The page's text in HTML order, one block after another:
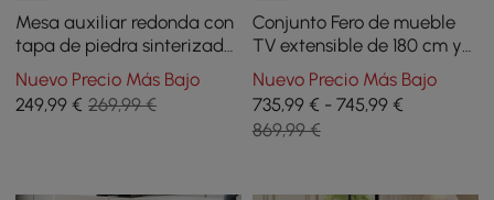
Mesa auxiliar redonda con
tapa de piedra sinterizada
con 2 niveles, 51 cm
Nuevo Precio Más Bajo
249,99 € 269,99 €
Conjunto Fero de mueble
TV extensible de 180 cm y
mesa de centro anidable
redonda en color nogal
Nuevo Precio Más Bajo
735,99 € - 745,99 €
869,99 €